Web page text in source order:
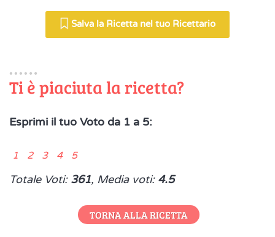
Salva la Ricetta nel tuo Ricettario
Ti è piaciuta la ricetta?
Esprimi il tuo Voto da 1 a 5:
1 2 3 4 5
Totale Voti: 361, Media voti: 4.5
TORNA ALLA RICETTA